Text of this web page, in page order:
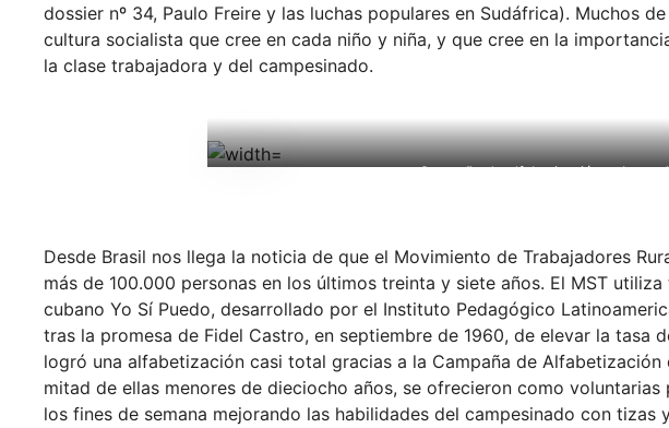
dossier nº 34, Paulo Freire y las luchas populares en Sudáfrica). Muchos
cultura socialista que cree en cada niño y niña, y que cree en la
la clase trabajadora y del campesinado.
Campaña de alfabetización cubana,
Desde Brasil nos llega la noticia de que el Movimiento de Trabajadores
más de 100.000 personas en los últimos treinta y siete años. El MST
cubano Yo Sí Puedo, desarrollado por el Instituto Pedagógico
tras la promesa de Fidel Castro, en septiembre de 1960, de elevar la tasa
logró una alfabetización casi total gracias a la Campaña de
mitad de ellas menores de dieciocho años, se ofrecieron como
los fines de semana mejorando las habilidades del campesinado con